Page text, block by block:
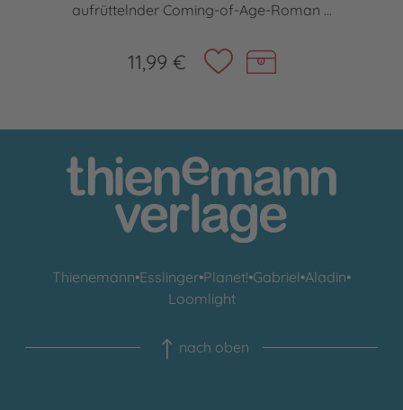
aufrüttelnder Coming-of-Age-Roman ...
11,99 €
Thienemann•Esslinger•Planet!•Gabriel•Aladin•
Loomlight
nach oben